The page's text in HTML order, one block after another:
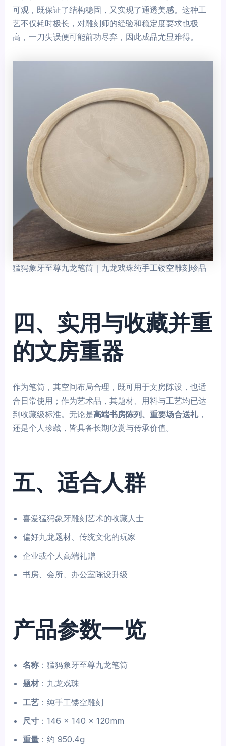
可观，既保证了结构稳固，又实现了通透美感。这种工
艺不仅耗时极长，对雕刻师的经验和稳定度要求也极
高，一刀失误便可能前功尽弃，因此成品尤显难得。
猛犸象牙至尊九龙笔筒｜九龙戏珠纯手工镂空雕刻珍品
四、实用与收藏并重
的文房重器
作为笔筒，其空间布局合理，既可用于文房陈设，也适
合日常使用；作为艺术品，其题材、用料与工艺均已达
到收藏级标准。无论是高端书房陈列、重要场合送礼，
还是个人珍藏，皆具备长期欣赏与传承价值。
五、适合人群
喜爱猛犸象牙雕刻艺术的收藏人士
偏好九龙题材、传统文化的玩家
企业或个人高端礼赠
书房、会所、办公室陈设升级
产品参数一览
名称 ：猛犸象牙至尊九龙笔筒
题材 ：九龙戏珠
工艺 ：纯手工镂空雕刻
尺寸 ：146 × 140 × 120mm
重量 ：约 950.4g